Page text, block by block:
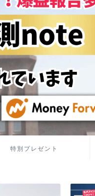
特別プレゼント